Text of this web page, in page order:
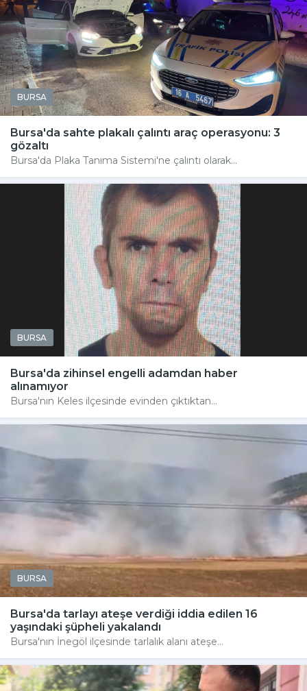
BURSA
Bursa'da sahte plakalı çalıntı araç operasyonu: 3
gözaltı
Bursa'da Plaka Tanıma Sistemi'ne çalıntı olarak...
BURSA
Bursa'da zihinsel engelli adamdan haber
alınamıyor
Bursa'nın Keles ilçesinde evinden çıktıktan...
BURSA
Bursa'da tarlayı ateşe verdiği iddia edilen 16
yaşındaki şüpheli yakalandı
Bursa'nın İnegöl ilçesinde tarlalık alanı ateşe...